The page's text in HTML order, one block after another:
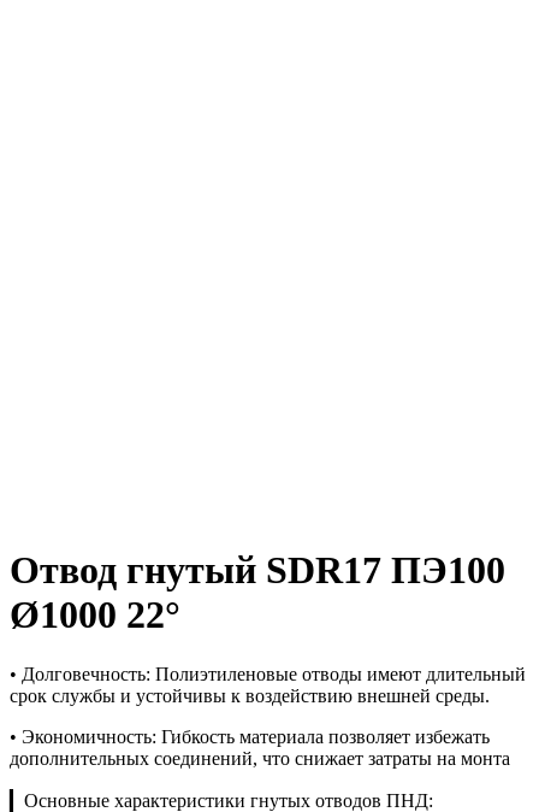
Отвод гнутый SDR17 ПЭ100
Ø1000 22°
• Долговечность: Полиэтиленовые отводы имеют длительный
срок службы и устойчивы к воздействию внешней среды.
• Экономичность: Гибкость материала позволяет избежать
дополнительных соединений, что снижает затраты на монта
▎Основные характеристики гнутых отводов ПНД: